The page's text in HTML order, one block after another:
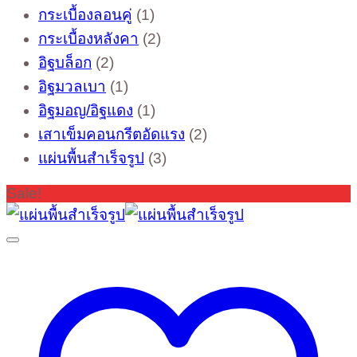
กระเบื้องลอนคู่ 11
product
กระเบื้องหลังคา 22
products
อิฐบล็อก 22
products
อิฐมวลเบา 11
product
อิฐมอญ/อิฐแดง 11
product
เสาเข็มคอนกรีตอัดแรง 22
products
แผ่นพื้นสำเร็จรูป 33
products
Sale!